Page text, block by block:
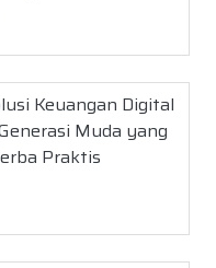
Keuangan Digital
Muda yang
Praktis